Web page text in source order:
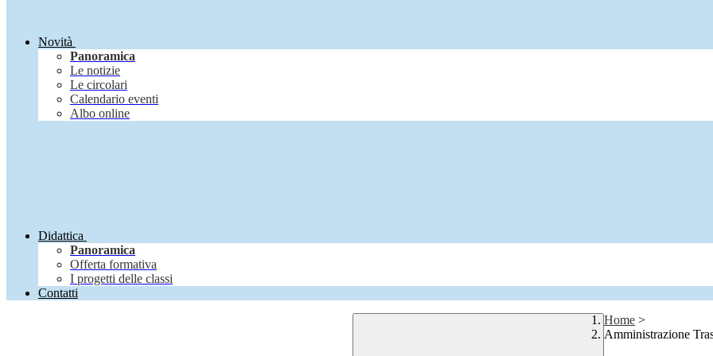
Novità
Panoramica
Le notizie
Le circolari
Calendario eventi
Albo online
Didattica
Panoramica
Offerta formativa
I progetti delle classi
Contatti
Home >
Amministrazione